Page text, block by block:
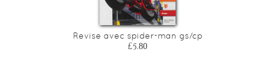
Revise avec spider-man gs/cp
£5.80